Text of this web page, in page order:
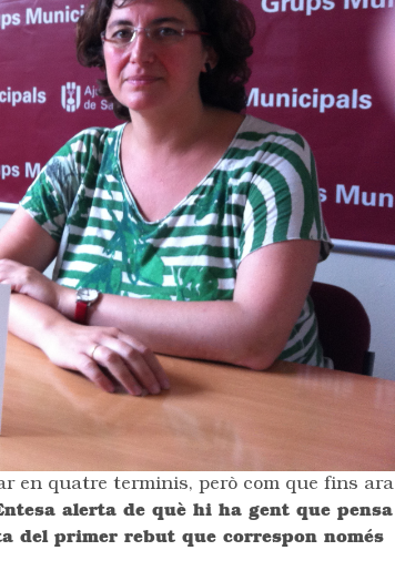
en quatre terminis, però com que fins ara
alerta de què hi ha gent que pensa
del primer rebut que correspon només